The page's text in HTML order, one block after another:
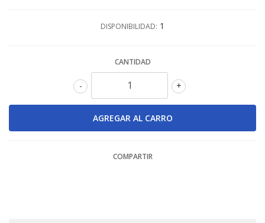
DISPONIBILIDAD: 1
CANTIDAD
+
-
COMPARTIR